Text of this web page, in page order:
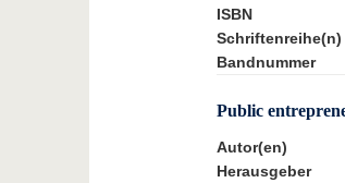
ISBN
Schriftenreihe(n)
Bandnummer
Public
Autor(en)
Herausgeber